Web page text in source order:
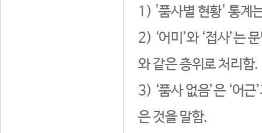
1) '품사별 현황' 통계
2) ‘어미’와 ‘접사’는
와 같은 층위로 처리함.
3) ‘품사 없음’은 ‘어
은 것을 말함.